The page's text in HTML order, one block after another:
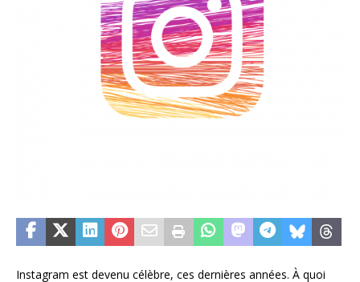
Instagram est devenu célèbre, ces dernières années. À quoi